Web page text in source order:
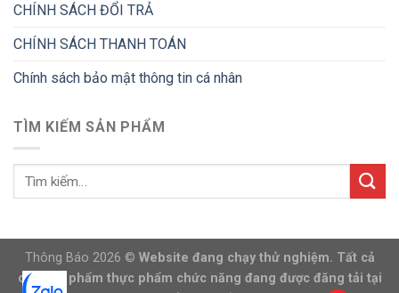
CHÍNH SÁCH ĐỔI TRẢ
CHÍNH SÁCH THANH TOÁN
Chính sách bảo mật thông tin cá nhân
TÌM KIẾM SẢN PHẨM
Thông Báo 2026 © Website đang chạy thử nghiệm. Tất cả
các sản phẩm thực phẩm chức năng đang được đăng tải tại